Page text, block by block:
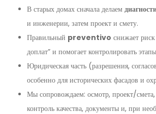
В старых домах сначала делаем
и инженерии, затем проект и смету.
Правильный preventivo снижает
доплат” и помогает контролировать
Юридическая часть (разрешения,
особенно для исторических фасадов и
Мы сопровождаем: осмотр, проект/
контроль качества, документы и, при